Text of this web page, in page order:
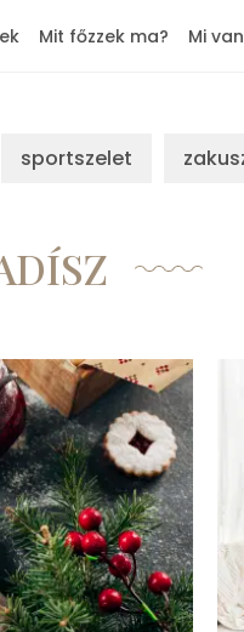
Mit főzzek ma? Mi
sportszelet